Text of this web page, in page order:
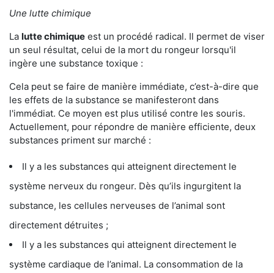
Une lutte chimique
La lutte chimique est un procédé radical. Il permet de viser
un seul résultat, celui de la mort du rongeur lorsqu'il
ingère une substance toxique :
Cela peut se faire de manière immédiate, c’est-à-dire que
les effets de la substance se manifesteront dans
l'immédiat. Ce moyen est plus utilisé contre les souris.
Actuellement, pour répondre de manière efficiente, deux
substances priment sur marché :
Il y a les substances qui atteignent directement le
système nerveux du rongeur. Dès qu’ils ingurgitent la
substance, les cellules nerveuses de l’animal sont
directement détruites ;
Il y a les substances qui atteignent directement le
système cardiaque de l’animal. La consommation de la